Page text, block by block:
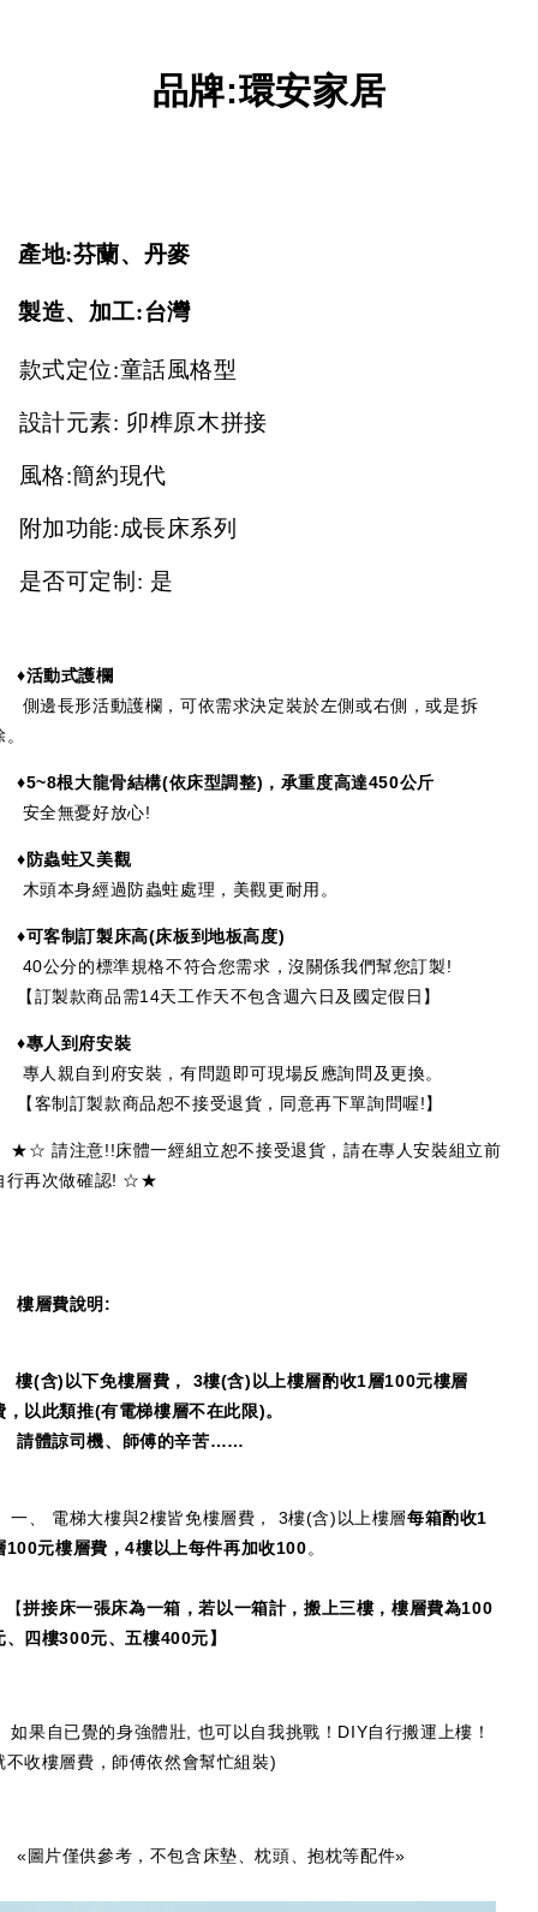
品牌:環安家居
產地:芬蘭、丹麥
製造、加工:台灣
款式定位:童話風格型
設計元素: 卯榫原木拼接
風格:簡約現代
附加功能:成長床系列
是否可定制: 是
動式護欄
邊長形活動護欄，可依需求決定裝於左側或右側，或是拆
根大龍骨結構(依床型調整)，承重度高達450公斤
全無憂好放心!
蟲蛀又美觀
頭本身經過防蟲蛀處理，美觀更耐用。
客制訂製床高(床板到地板高度)
公分的標準規格不符合您需求，沒關係我們幫您訂製!
訂製款商品需14天工作天不包含週六日及國定假日】
人到府安裝
人親自到府安裝，有問題即可現場反應詢問及更換。
客制訂製款商品恕不接受退貨，同意再下單詢問喔!】
請注意!!床體一經組立恕不接受退貨，請在專人安裝組立前
行再次做確認! ☆★
層費說明:
樓(含)以下免樓層費， 3樓(含)以上樓層酌收1層100元樓層
，以此類推(有電梯樓層不在此限)。
體諒司機、師傅的辛苦……
、 電梯大樓與2樓皆免樓層費， 3樓(含)以上樓層每箱酌收1
100元樓層費，4樓以上每件再加收100。
拼接床一張床為一箱，若以一箱計，搬上三樓，樓層費為100
、四樓300元、五樓400元】
果自已覺的身強體壯, 也可以自我挑戰！DIY自行搬運上樓！
不收樓層費，師傅依然會幫忙組裝)
片僅供參考，不包含床墊、枕頭、抱枕等配件»